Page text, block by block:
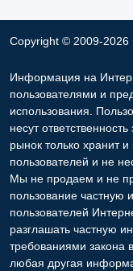
Copyright © 2009-2026
Информация на
пользователями и
использования.
несут
рынок только хранит
пользователей и не
Мы не продаем и не
пользование частную
пользователей
разглашать частную
требованиями закона
любая другая